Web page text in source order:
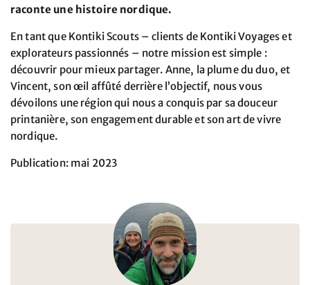
raconte une histoire nordique.
En tant que Kontiki Scouts – clients de Kontiki Voyages et
explorateurs passionnés – notre mission est simple :
découvrir pour mieux partager. Anne, la plume du duo, et
Vincent, son œil affûté derrière l’objectif, nous vous
dévoilons une région qui nous a conquis par sa douceur
printanière, son engagement durable et son art de vivre
nordique.
Publication: mai 2023